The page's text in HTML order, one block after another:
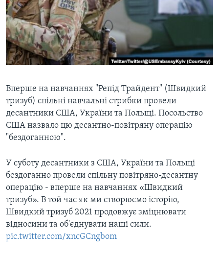
СУСПІЛЬСТВО
ЕКОНОМІКА
ІСТОРІЇ УСПІХУ УКРАЇНЦІВ
ТЕЛЕПРОГРАМИ
ЧАС-TIME
БРИФІНГ ГОЛОСУ АМЕРИКИ
ВІКНО В АМЕРИКУ
ПРАЙМ-ТАЙМ
ПОГЛЯД З ВАШИНГТОНА
ENGLISH
Learning English
МИ В СОЦМЕРЕЖАХ
Мови
Вперше на навчаннях "Репід Трайдент" (Швидкий
тризуб) спільні навчальні стрибки провели
десантники США, України та Польщі. Посольство
США назвало цю десантно-повітряну операцію
"бездоганною".
У суботу десантники з США, України та Польщі
бездоганно провели спільну повітряно-десантну
операцію - вперше на навчаннях «Швидкий
тризуб». В той час як ми створюємо історію,
Швидкий тризуб 2021 продовжує зміцнювати
відносини та об'єднувати наші сили.
pic.twitter.com/xncGCngbom